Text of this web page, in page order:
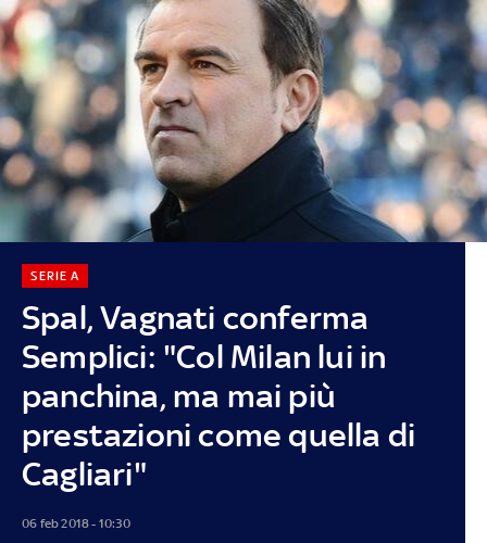
Spal, Vagnati conferma
Semplici: "Col Milan lui in
panchina, ma mai più
prestazioni come quella di
Cagliari"
SERIE A
06 feb 2018 - 10:30